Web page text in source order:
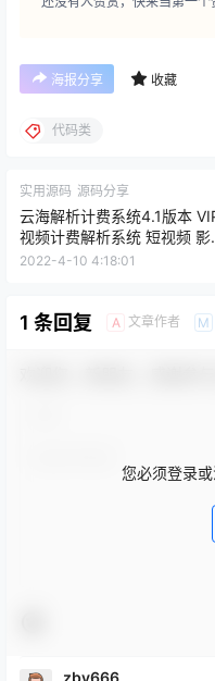
海报分享 收藏
代码类
实用源码 源码分享
云海解析计费系统4.1版本
视频计费解析系统 短视频 影
视频电影解析计费平台源码程
2022-4-10 4:18:01
1 条回复 A 文章作者 M
您必须登录
zby666